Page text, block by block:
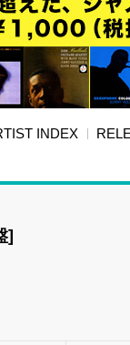
INDEX
]